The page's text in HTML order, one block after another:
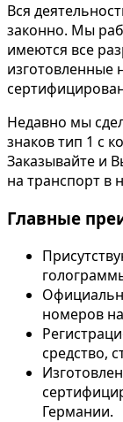
Вся
законно. Мы
имеются все
изготовленные
Недавно мы
знаков тип 1 с
Заказывайте и
на транспорт в
Главные
номеров
средство,
Германии.